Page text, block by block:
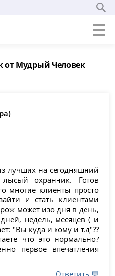
от Мудрый Человек
лучших на сегодняшний
охранник. Готов
многие клиенты просто
и стать клиентами
может изо дня в день,
недель, месяцев ( и
"Вы куда и кому и т.д"??
что это нормально?
первое впечатления
Ответить 💬